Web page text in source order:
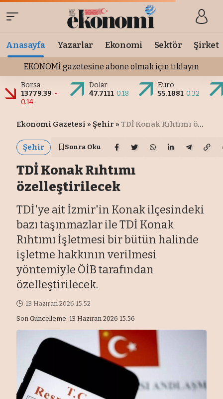
Anasayfa Yazarlar Ekonomi Sektör Şirket
EKONOMİ gazetesine abone olmak için tıklayın
Borsa
13779.39 -
0.14
Dolar
47.7111 0.18
Euro
55.1881 0.32
Ekonomi Gazetesi » Şehir »TDİ Konak Rıhtımı özelleştirilecek
Şehir Sonra Oku
TDİ Konak Rıhtımı
özelleştirilecek
TDİ'ye ait İzmir'in Konak ilçesindeki
bazı taşınmazlar ile TDİ Konak
Rıhtımı İşletmesi bir bütün halinde
işletme hakkının verilmesi
yöntemiyle ÖİB tarafından
özelleştirilecek.
Son Güncelleme: 13 Haziran 2026 15:56
13 Haziran 2026 15:52